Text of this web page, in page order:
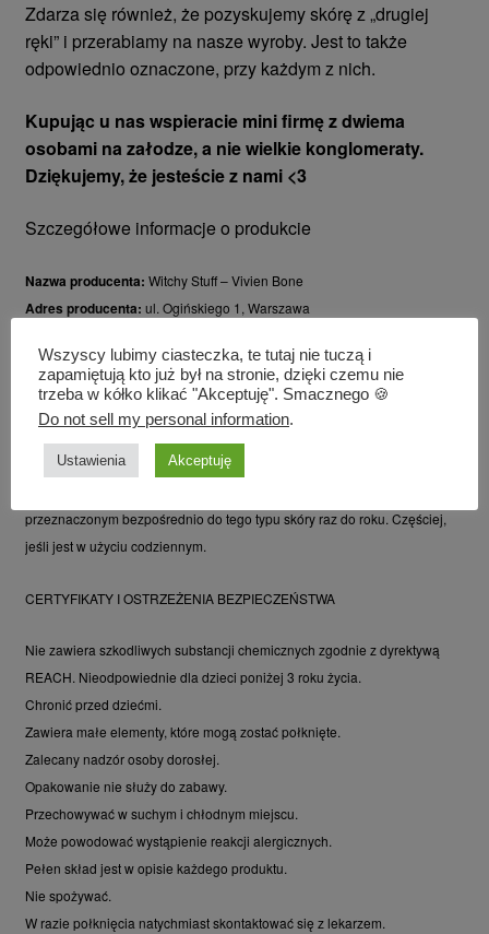
Zdarza się również, że pozyskujemy skórę z „drugiej
ręki” i przerabiamy na nasze wyroby. Jest to także
odpowiednio oznaczone, przy każdym z nich.
Kupując u nas wspieracie mini firmę z dwiema
osobami na załodze, a nie wielkie konglomeraty.
Dziękujemy, że jesteście z nami <3
Szczegółowe informacje o produkcie
Nazwa producenta: Witchy Stuff – Vivien Bone
Adres producenta: ul. Ogińskiego 1, Warszawa
Instrukcja obsługi:
PIELĘGNACJA
przeznaczonym bezpośrednio do tego typu skóry raz do roku. Częściej,
jeśli jest w użyciu codziennym.
CERTYFIKATY I OSTRZEŻENIA BEZPIECZEŃSTWA
Nie zawiera szkodliwych substancji chemicznych zgodnie z dyrektywą
REACH. Nieodpowiednie dla dzieci poniżej 3 roku życia.
Chronić przed dziećmi.
Zawiera małe elementy, które mogą zostać połknięte.
Zalecany nadzór osoby dorosłej.
Opakowanie nie służy do zabawy.
Przechowywać w suchym i chłodnym miejscu.
Może powodować wystąpienie reakcji alergicznych.
Pełen skład jest w opisie każdego produktu.
Nie spożywać.
W razie połknięcia natychmiast skontaktować się z lekarzem.
Wszyscy lubimy ciasteczka, te tutaj nie tuczą i
zapamiętują kto już był na stronie, dzięki czemu nie
trzeba w kółko klikać "Akceptuję". Smacznego 🍪
Do not sell my personal information.
Ustawienia Akceptuję